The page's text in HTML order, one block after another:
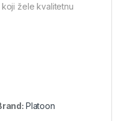
žele kvalitetnu
Platoon